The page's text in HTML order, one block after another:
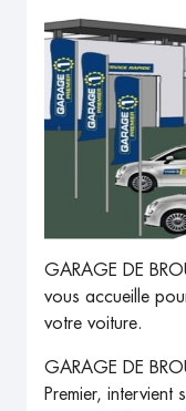
GARAGE DE
vous accueille
votre voiture.
GARAGE DE
Premier, intervient